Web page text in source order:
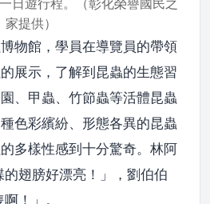
家提供）
物館，學員在導覽員的帶領
展示，了解到昆蟲的生態習
、甲蟲、竹節蟲等活體昆蟲
色彩繽紛、形態各異的昆蟲
多樣性感到十分驚奇。林阿
翅膀好漂亮！」，劉伯伯
！」。